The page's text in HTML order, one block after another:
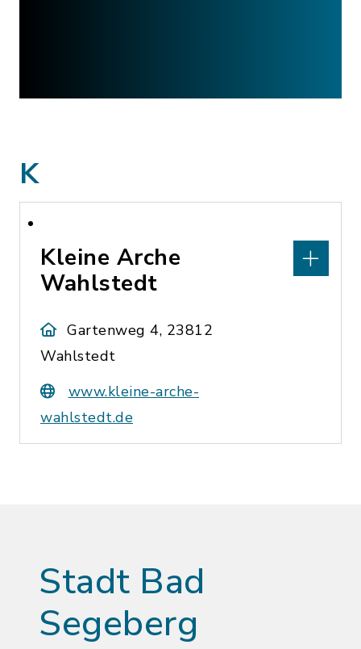
K
Kleine Arche
Wahlstedt
Gartenweg 4, 23812
Wahlstedt
www.kleine-arche-
wahlstedt.de
Stadt Bad
Segeberg